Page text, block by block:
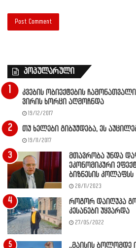
პოპულარული
კვების ობიექტების
ვირის ხორცი აღმოჩნდა
19/12/2017
თუ ხელები გიბუჟდება, ეს
19/11/2017
მთავრობა უნდა
ეკონომიკური
ბიზნესის კოლაფსს
28/11/2023
როგორ დაიღუპა
კესანები უყვარდა
27/05/2022
,,მაისის ბოლომდე